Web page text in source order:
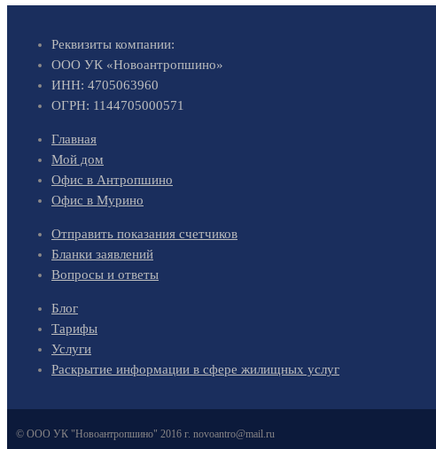
Реквизиты компании:
ООО УК «Новоантропшино»
ИНН: 4705063960
ОГРН: 1144705000571
Главная
Мой дом
Офис в Антропшино
Офис в Мурино
Отправить показания счетчиков
Бланки заявлений
Вопросы и ответы
Блог
Тарифы
Услуги
Раскрытие информации в сфере жилищных услуг
© ООО УК "Новоантропшино" 2016 г. novoantro@mail.ru